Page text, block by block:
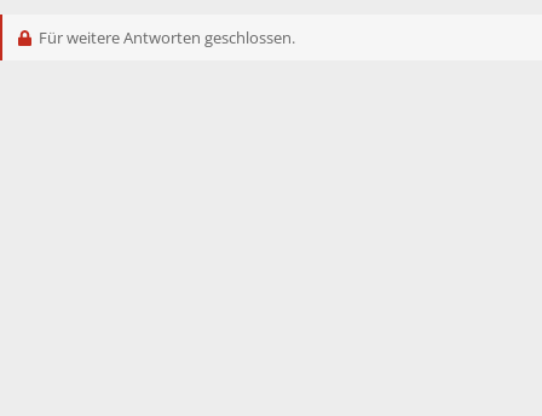
Für weitere Antworten geschlossen.